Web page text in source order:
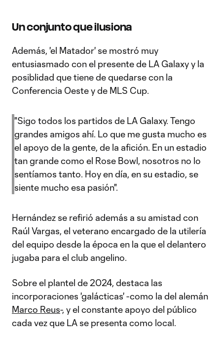
Un conjunto que ilusiona
Además, 'el Matador' se mostró muy
entusiasmado con el presente de LA Galaxy y la
posiblidad que tiene de quedarse con la
Conferencia Oeste y de MLS Cup.
"Sigo todos los partidos de LA Galaxy. Tengo
grandes amigos ahí. Lo que me gusta mucho es
el apoyo de la gente, de la afición. En un estadio
tan grande como el Rose Bowl, nosotros no lo
sentíamos tanto. Hoy en día, en su estadio, se
siente mucho esa pasión".
Hernández se refirió además a su amistad con
Raúl Vargas, el veterano encargado de la utilería
del equipo desde la época en la que el delantero
jugaba para el club angelino.
Sobre el plantel de 2024, destaca las
incorporaciones 'galácticas' -como la del alemán
Marco Reus-, y el constante apoyo del público
cada vez que LA se presenta como local.